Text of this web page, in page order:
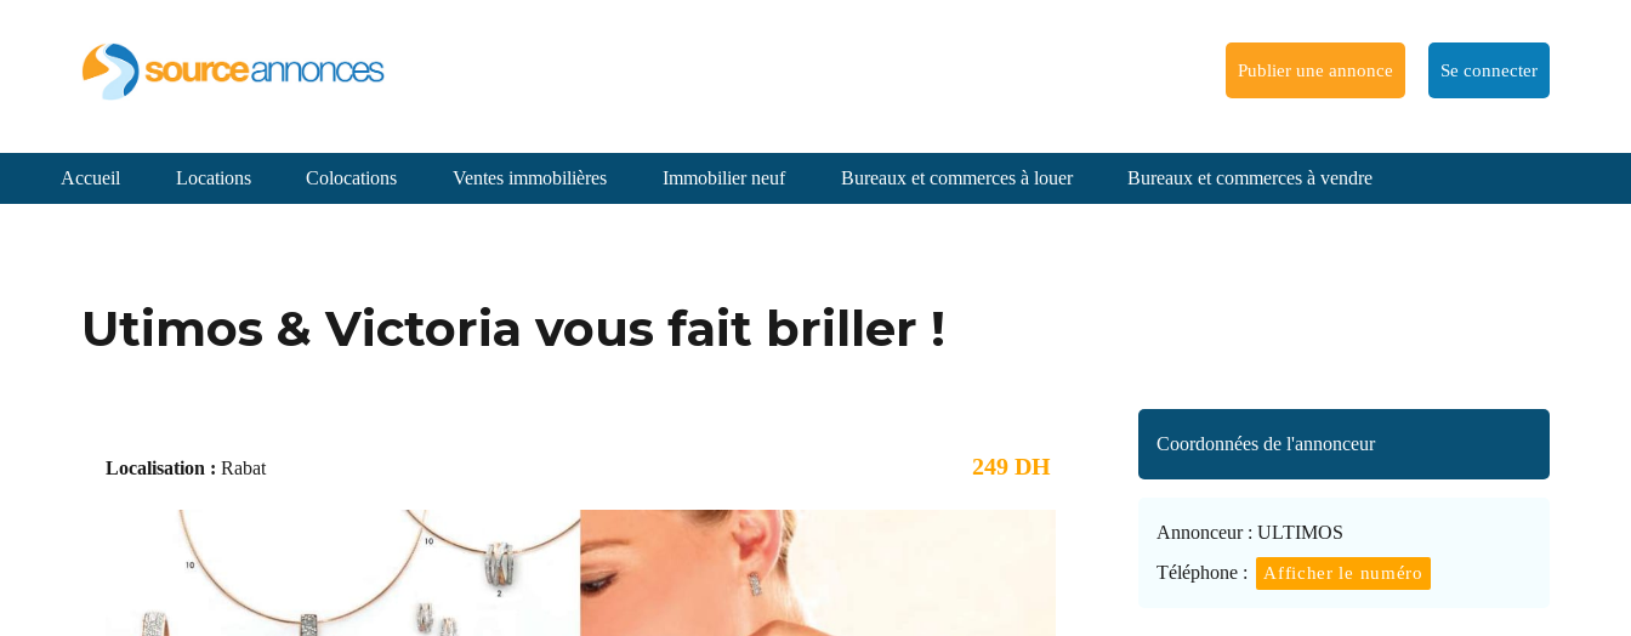
Publier une annonce Se connecter
Accueil Locations Colocations Ventes immobilières Immobilier neuf Bureaux et commerces à louer Bureaux et commerces à vendre
Utimos & Victoria vous fait briller !
Localisation : Rabat 249 DH
Coordonnées de l'annonceur
Annonceur : ULTIMOS
Téléphone :
Afficher le numéro